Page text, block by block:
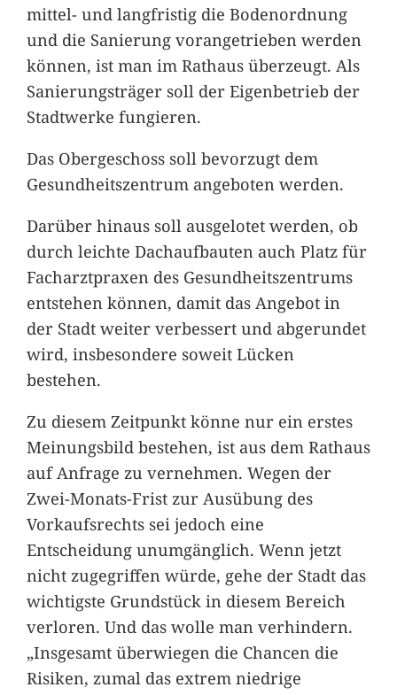
mittel- und langfristig die Bodenordnung
und die Sanierung vorangetrieben werden
können, ist man im Rathaus überzeugt. Als
Sanierungsträger soll der Eigenbetrieb der
Stadtwerke fungieren.
Das Obergeschoss soll bevorzugt dem
Gesundheitszentrum angeboten werden.
Darüber hinaus soll ausgelotet werden, ob
durch leichte Dachaufbauten auch Platz für
Facharztpraxen des Gesundheitszentrums
entstehen können, damit das Angebot in
der Stadt weiter verbessert und abgerundet
wird, insbesondere soweit Lücken
bestehen.
Zu diesem Zeitpunkt könne nur ein erstes
Meinungsbild bestehen, ist aus dem Rathaus
auf Anfrage zu vernehmen. Wegen der
Zwei-Monats-Frist zur Ausübung des
Vorkaufsrechts sei jedoch eine
Entscheidung unumgänglich. Wenn jetzt
nicht zugegriffen würde, gehe der Stadt das
wichtigste Grundstück in diesem Bereich
verloren. Und das wolle man verhindern.
„Insgesamt überwiegen die Chancen die
Risiken, zumal das extrem niedrige